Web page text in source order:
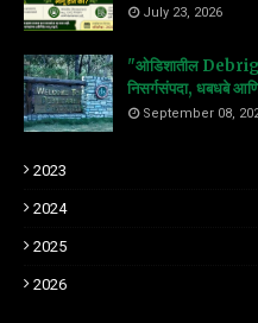
July 23, 2026
"ओडिशातील
निसर्गसंपदा, धबधबे
September 08,
2023
2024
2025
2026